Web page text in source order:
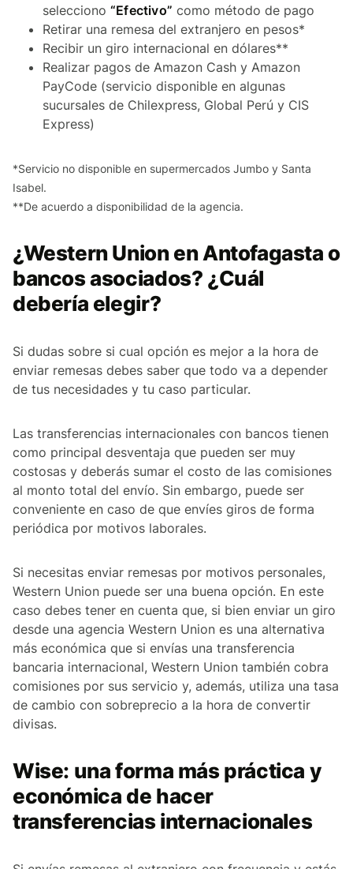
selecciono “Efectivo” como método de pago
Retirar una remesa del extranjero en pesos*
Recibir un giro internacional en dólares**
Realizar pagos de Amazon Cash y Amazon
PayCode (servicio disponible en algunas
sucursales de Chilexpress, Global Perú y CIS
Express)
*Servicio no disponible en supermercados Jumbo y Santa
Isabel.
**De acuerdo a disponibilidad de la agencia.
¿Western Union en Antofagasta o
bancos asociados? ¿Cuál
debería elegir?
Si dudas sobre si cual opción es mejor a la hora de
enviar remesas debes saber que todo va a depender
de tus necesidades y tu caso particular.
Las transferencias internacionales con bancos tienen
como principal desventaja que pueden ser muy
costosas y deberás sumar el costo de las comisiones
al monto total del envío. Sin embargo, puede ser
conveniente en caso de que envíes giros de forma
periódica por motivos laborales.
Si necesitas enviar remesas por motivos personales,
Western Union puede ser una buena opción. En este
caso debes tener en cuenta que, si bien enviar un giro
desde una agencia Western Union es una alternativa
más económica que si envías una transferencia
bancaria internacional, Western Union también cobra
comisiones por sus servicio y, además, utiliza una tasa
de cambio con sobreprecio a la hora de convertir
divisas.
Wise: una forma más práctica y
económica de hacer
transferencias internacionales